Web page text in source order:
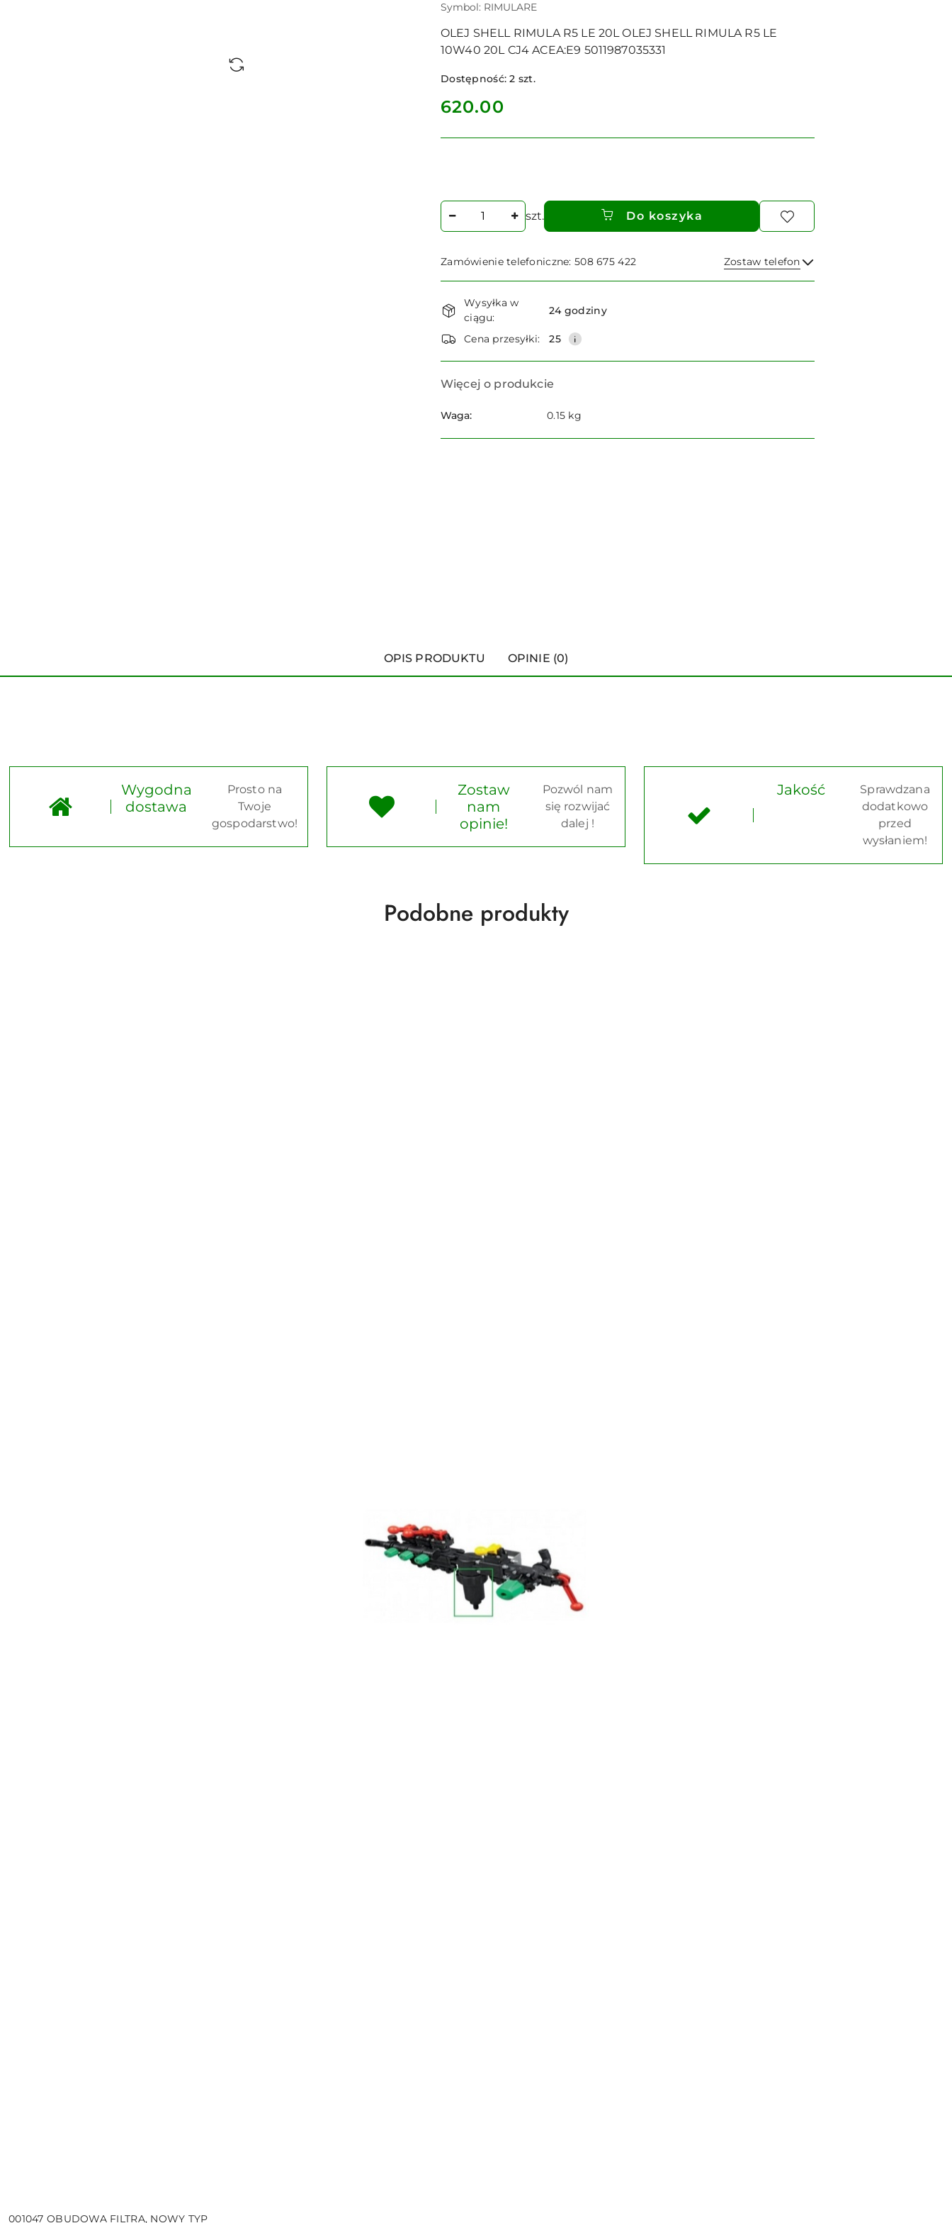
Symbol: RIMULARE
OLEJ SHELL RIMULA R5 LE 20L OLEJ SHELL RIMULA R5 LE
10W40 20L CJ4 ACEA:E9 5011987035331
Dostępność:2 szt.
cena:
620.00
Ilość
szt. Do koszyka
Zamówienie telefoniczne: 508 675 422 Zostaw telefon
Wyślij
Dostępność
i
dostawa
Wysyłka w
ciągu:
24 godziny
Cena przesyłki: 25
Więcej o produkcie
Waga: 0.15 kg
OPIS PRODUKTU OPINIE (0)
Wygodna
dostawa
Prosto na
Twoje
gospodarstwo!
Zostaw
nam
opinie!
Pozwól nam
się rozwijać
dalej !
Jakość
Sprawdzana
dodatkowo
przed
wysłaniem!
Produkty
Podobne produkty
001047 OBUDOWA FILTRA, NOWY TYP